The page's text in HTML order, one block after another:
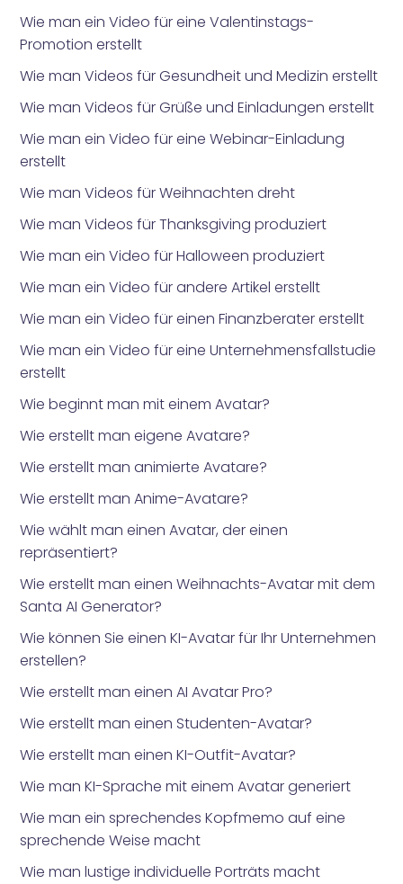
Wie man ein Video für eine Valentinstags-
Promotion erstellt
Wie man Videos für Gesundheit und Medizin erstellt
Wie man Videos für Grüße und Einladungen erstellt
Wie man ein Video für eine Webinar-Einladung
erstellt
Wie man Videos für Weihnachten dreht
Wie man Videos für Thanksgiving produziert
Wie man ein Video für Halloween produziert
Wie man ein Video für andere Artikel erstellt
Wie man ein Video für einen Finanzberater erstellt
Wie man ein Video für eine Unternehmensfallstudie
erstellt
Wie beginnt man mit einem Avatar?
Wie erstellt man eigene Avatare?
Wie erstellt man animierte Avatare?
Wie erstellt man Anime-Avatare?
Wie wählt man einen Avatar, der einen
repräsentiert?
Wie erstellt man einen Weihnachts-Avatar mit dem
Santa AI Generator?
Wie können Sie einen KI-Avatar für Ihr Unternehmen
erstellen?
Wie erstellt man einen AI Avatar Pro?
Wie erstellt man einen Studenten-Avatar?
Wie erstellt man einen KI-Outfit-Avatar?
Wie man KI-Sprache mit einem Avatar generiert
Wie man ein sprechendes Kopfmemo auf eine
sprechende Weise macht
Wie man lustige individuelle Porträts macht